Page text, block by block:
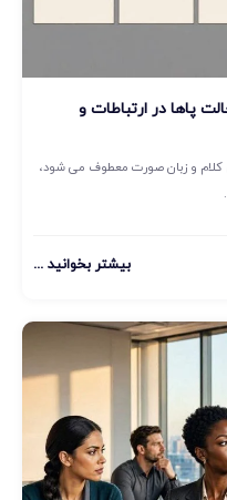
پاها در ارتباطات و
کلام و زبان صورت معطوف می شود،
بیشتر بخوانید ...